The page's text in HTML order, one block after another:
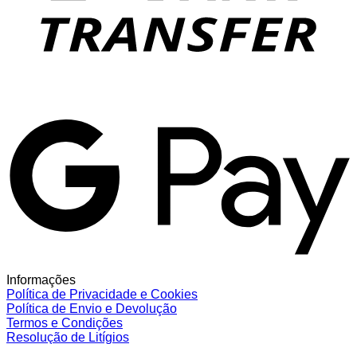
Informações
Política de Privacidade e Cookies
Política de Envio e Devolução
Termos e Condições
Resolução de Litígios